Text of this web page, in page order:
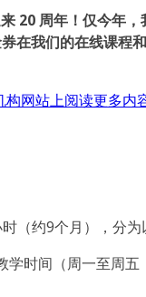
来 20 周年！仅今年
在我们的在线课程
构网站上阅读更多内
（约9个月），分为
学时间（周一至周五